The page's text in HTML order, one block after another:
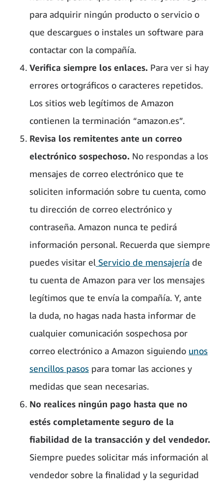
para adquirir ningún producto o servicio o
que descargues o instales un software para
contactar con la compañía.
Verifica siempre los enlaces. Para ver si hay
errores ortográficos o caracteres repetidos.
Los sitios web legítimos de Amazon
contienen la terminación “amazon.es”.
Revisa los remitentes ante un correo
electrónico sospechoso. No respondas a los
mensajes de correo electrónico que te
soliciten información sobre tu cuenta, como
tu dirección de correo electrónico y
contraseña. Amazon nunca te pedirá
información personal. Recuerda que siempre
puedes visitar el Servicio de mensajería de
tu cuenta de Amazon para ver los mensajes
legítimos que te envía la compañía. Y, ante
la duda, no hagas nada hasta informar de
cualquier comunicación sospechosa por
correo electrónico a Amazon siguiendo unos
sencillos pasos para tomar las acciones y
medidas que sean necesarias.
No realices ningún pago hasta que no
estés completamente seguro de la
fiabilidad de la transacción y del vendedor.
Siempre puedes solicitar más información al
vendedor sobre la finalidad y la seguridad